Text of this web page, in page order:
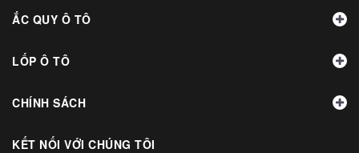
ẮC QUY Ô TÔ
LỐP Ô TÔ
CHÍNH SÁCH
KẾT NỐI VỚI CHÚNG TÔI